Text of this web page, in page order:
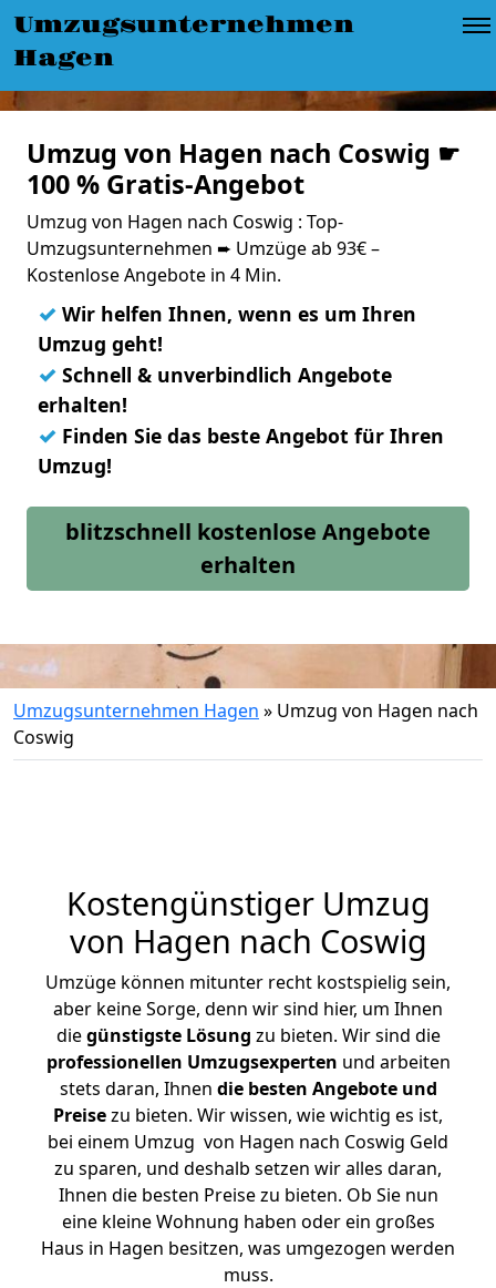
Umzugsunternehmen
Hagen
Umzug von Hagen nach Coswig ☛
100 % Gratis-Angebot
Umzug von Hagen nach Coswig : Top-
Umzugsunternehmen ➨ Umzüge ab 93€ –
Kostenlose Angebote in 4 Min.
✓ Wir helfen Ihnen, wenn es um Ihren
Umzug geht!
✓ Schnell & unverbindlich Angebote
erhalten!
✓ Finden Sie das beste Angebot für Ihren
Umzug!
blitzschnell kostenlose Angebote
erhalten
Umzugsunternehmen Hagen » Umzug von Hagen nach
Coswig
Kostengünstiger Umzug
von Hagen nach Coswig
Umzüge können mitunter recht kostspielig sein,
aber keine Sorge, denn wir sind hier, um Ihnen
diegünstigste Lösung zu bieten. Wir sind die
professionellen Umzugsexperten und arbeiten
stets daran, Ihnen die besten Angebote und
Preisezu bieten. Wir wissen, wie wichtig es ist,
bei einem Umzug von Hagen nach Coswig Geld
zu sparen, und deshalb setzen wir alles daran,
Ihnen die besten Preise zu bieten. Ob Sie nun
eine kleine Wohnung haben oder ein großes
Haus in Hagen besitzen, was umgezogen werden
muss.